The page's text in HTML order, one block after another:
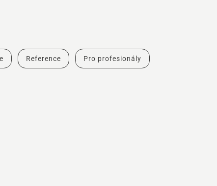
Reference Pro profesionály